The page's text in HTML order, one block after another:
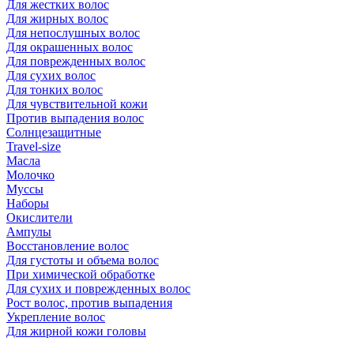
Для жестких волос
Для жирных волос
Для непослушных волос
Для окрашенных волос
Для поврежденных волос
Для сухих волос
Для тонких волос
Для чувствительной кожи
Против выпадения волос
Солнцезащитные
Travel-size
Масла
Молочко
Муссы
Наборы
Окислители
Ампулы
Восстановление волос
Для густоты и объема волос
При химической обработке
Для сухих и поврежденных волос
Рост волос, против выпадения
Укрепление волос
Для жирной кожи головы